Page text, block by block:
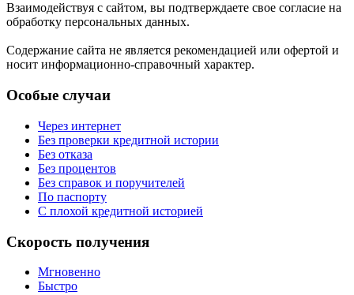
Взаимодействуя с сайтом, вы подтверждаете свое согласие на
обработку персональных данных.
Содержание сайта не является рекомендацией или офертой и
носит информационно-справочный характер.
Особые случаи
Через интернет
Без проверки кредитной истории
Без отказа
Без процентов
Без справок и поручителей
По паспорту
С плохой кредитной историей
Скорость получения
Мгновенно
Быстро